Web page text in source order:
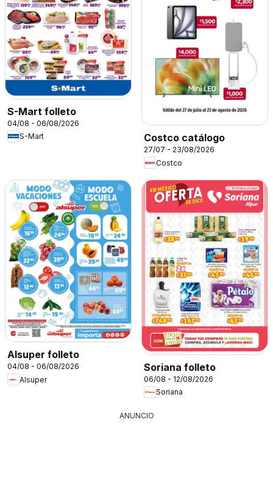
S-Mart folleto
04/08 - 06/08/2026
S-Mart
Costco catálogo
27/07 - 23/08/2026
Costco
Alsuper folleto
04/08 - 06/08/2026
Alsuper
Soriana folleto
06/08 - 12/08/2026
Soriana
ANUNCIO